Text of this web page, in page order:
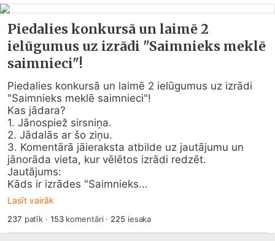
Piedalies konkursā un laimē 2
ielūgumus uz izrādi "Saimnieks meklē
saimnieci"!
Piedalies konkursā un laimē 2 ielūgumus uz izrādi
"Saimnieks meklē saimnieci"!
Kas jādara?
1. Jānospiež sirsniņa.
2. Jādalās ar šo ziņu.
3. Komentārā jāieraksta atbilde uz jautājumu un
jānorāda vieta, kur vēlētos izrādi redzēt.
Jautājums:
Kāds ir izrādes "Saimnieks...
Lasīt vairāk
237 patīk · 153komentāri · 225iesaka